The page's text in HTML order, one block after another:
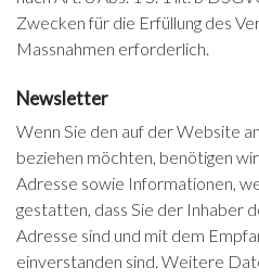
Zwecken für die Erfüllung des
Massnahmen erforderlich.
Newsletter
Wenn Sie den auf der Website
beziehen möchten, benötigen
Adresse sowie Informationen,
gestatten, dass Sie der Inhaber
Adresse sind und mit dem
einverstanden sind. Weitere